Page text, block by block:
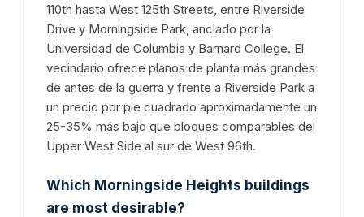
110th hasta West 125th Streets, entre Riverside
Drive y Morningside Park, anclado por la
Universidad de Columbia y Barnard College. El
vecindario ofrece planos de planta más grandes
de antes de la guerra y frente a Riverside Park a
un precio por pie cuadrado aproximadamente un
25-35% más bajo que bloques comparables del
Upper West Side al sur de West 96th.
Which Morningside Heights buildings
are most desirable?